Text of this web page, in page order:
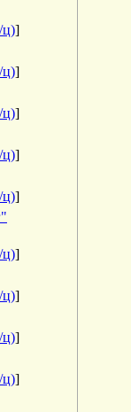
ц)]
ц)]
ц)]
ц)]
ц)]
ц)]
ц)]
ц)]
ц)]